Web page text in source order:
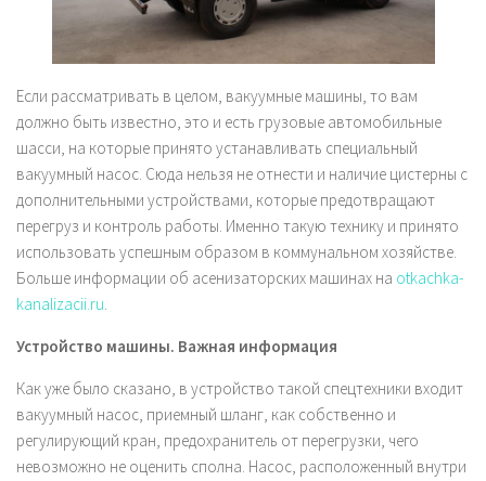
Если рассматривать в целом, вакуумные машины, то вам
должно быть известно, это и есть грузовые автомобильные
шасси, на которые принято устанавливать специальный
вакуумный насос. Сюда нельзя не отнести и наличие цистерны с
дополнительными устройствами, которые предотвращают
перегруз и контроль работы. Именно такую технику и принято
использовать успешным образом в коммунальном хозяйстве.
Больше информации об асенизаторских машинах на otkachka-
kanalizacii.ru.
Устройство машины. Важная информация
Как уже было сказано, в устройство такой спецтехники входит
вакуумный насос, приемный шланг, как собственно и
регулирующий кран, предохранитель от перегрузки, чего
невозможно не оценить сполна. Насос, расположенный внутри